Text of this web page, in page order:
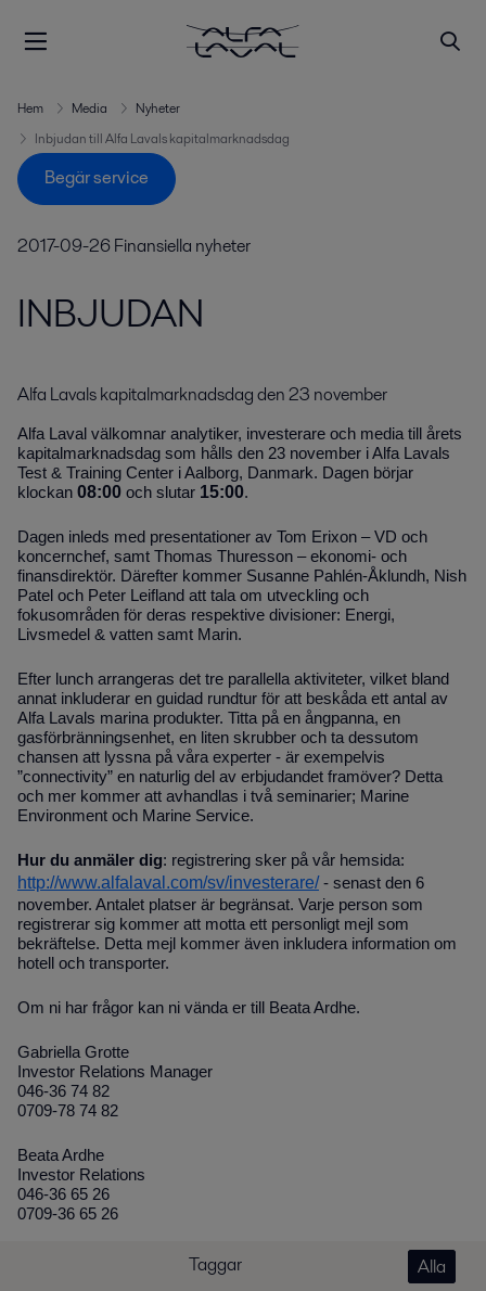
Hem Media
Nyheter
Inbjudan till Alfa Lavals kapitalmarknadsdag
Begär service
2017-09-26Finansiella nyheter
INBJUDAN
Alfa Lavals kapitalmarknadsdag den 23 november
Alfa Laval välkomnar analytiker, investerare och media till årets
kapitalmarknads­dag som hålls den 23 november i Alfa Lavals
Test & Training Center i Aalborg, Danmark. Dagen börjar
klockan 08:00 och slutar 15:00.
Dagen inleds med presentationer av Tom Erixon – VD och
koncernchef, samt Thomas Thuresson – ekonomi- och
finansdirektör. Därefter kommer Susanne Pahlén-Åklundh, Nish
Patel och Peter Leifland att tala om utveckling och
fokusområden för deras respektive divisioner: Energi,
Livsmedel & vatten samt Marin.
Efter lunch arrangeras det tre parallella aktiviteter, vilket bland
annat inkluderar en guidad rundtur för att beskåda ett antal av
Alfa Lavals marina produkter. Titta på en ångpanna, en
gasförbränningsenhet, en liten skrubber och ta dessutom
chansen att lyssna på våra experter - är exempelvis
”connectivity” en naturlig del av erbjudandet framöver? Detta
och mer kommer att avhandlas i två seminarier; Marine
Environment och Marine Service.
Hur du anmäler dig: registrering sker på vår hemsida:
http://www.alfalaval.com/sv/investerare/ - senast den 6
november. Antalet platser är begränsat. Varje person som
registrerar sig kommer att motta ett personligt mejl som
bekräftelse. Detta mejl kommer även inkludera information om
hotell och transporter.
Om ni har frågor kan ni vända er till Beata Ardhe.
Gabriella Grotte
Investor Relations Manager
046-36 74 82
0709-78 74 82
Beata Ardhe
Investor Relations
046-36 65 26
0709-36 65 26
Taggar Alla